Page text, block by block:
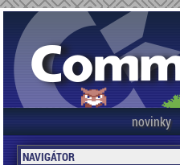
novinky
NAVIGÁTOR